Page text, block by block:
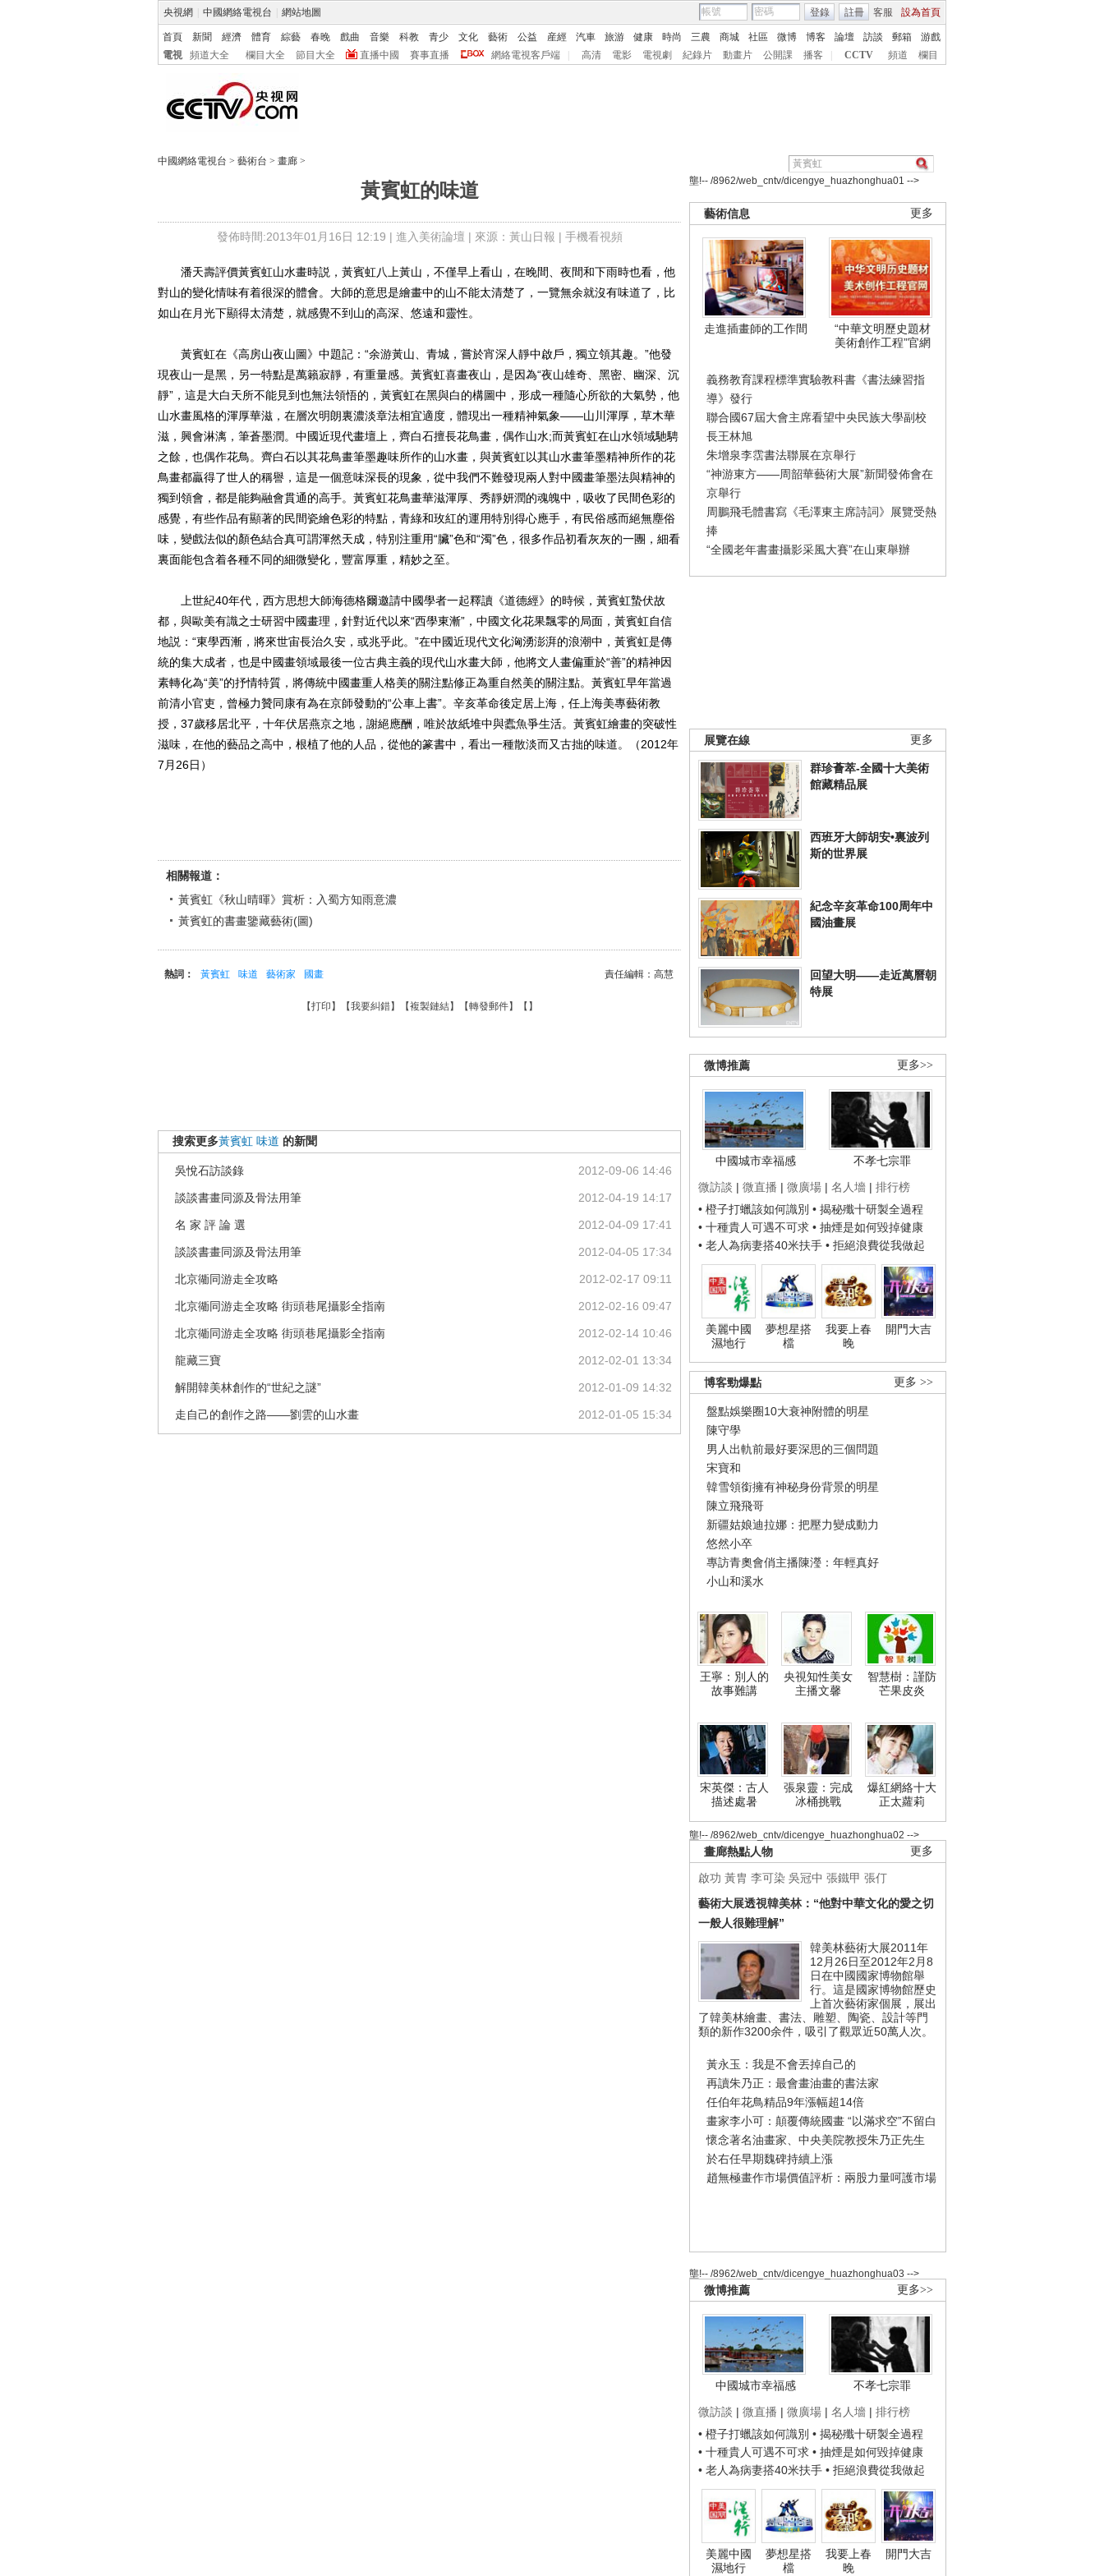
央視網 中國網絡電視台 網站地圖 客服 設為首頁
登錄 註冊
首頁 新聞 經濟 體育 綜藝 春晚 戲曲 音樂 科教 青少 文化 藝術 公益 産經 汽車 旅游 健康 時尚 三農 商城 社區 微博 博客 論壇 訪談 郵箱
游戲
電視
頻道大全 欄目大全 節目大全 直播中國 賽事直播 網絡電視客戶端 高清 電影 電視劇 紀錄片 動畫片 公開課 播客 CCTV 頻道 欄目
中國網絡電視台 > 藝術台 > 畫廊 >
黃賓虹的味道
發佈時間:2013年01月16日 12:19 | 進入美術論壇 | 來源：黃山日報 | 手機看視頻
壟!-- /8962/web_cntv/dicengye_huazhonghua01 -->
更多
藝術信息
走進插畫師的工作間
“中華文明歷史題材
美術創作工程”官網
義務教育課程標準實驗教科書《書法練習指
導》發行
聯合國67屆大會主席看望中央民族大學副校
長王林旭
朱增泉李霑書法聯展在京舉行
“神游東方——周韶華藝術大展”新聞發佈會在
京舉行
周鵬飛毛體書寫《毛澤東主席詩詞》展覽受熱
捧
“全國老年書畫攝影采風大賽”在山東舉辦
更多
展覽在線
群珍薈萃-全國十大美術
館藏精品展
西班牙大師胡安•裏波列
斯的世界展
紀念辛亥革命100周年中
國油畫展
回望大明——走近萬曆朝
特展
更多>>
微博推薦
中國城市幸福感
不孝七宗罪
微訪談 | 微直播 | 微廣場 | 名人墻 | 排行榜
• 橙子打蠟該如何識別 • 揭秘殲十研製全過程
• 十種貴人可遇不可求 • 抽煙是如何毀掉健康
• 老人為病妻搭40米扶手 • 拒絕浪費從我做起
美麗中國
濕地行
夢想星搭
檔
我要上春
晚
開門大吉
更多 >>
博客勁爆點
盤點娛樂圈10大衰神附體的明星
陳守學
男人出軌前最好要深思的三個問題
宋寶和
韓雪領銜擁有神秘身份背景的明星
陳立飛飛哥
新疆姑娘迪拉娜：把壓力變成動力
悠然小卒
專訪青奧會俏主播陳瀅：年輕真好
小山和溪水
王寧：別人的
故事難講
央視知性美女
主播文馨
智慧樹：謹防
芒果皮炎
宋英傑：古人
描述處暑
張泉靈：完成
冰桶挑戰
爆紅網絡十大
正太蘿莉
壟!-- /8962/web_cntv/dicengye_huazhonghua02 -->
更多
畫廊熱點人物
啟功 黃胄 李可染 吳冠中 張鐵甲 張仃
藝術大展透視韓美林：“他對中華文化的愛之切
一般人很難理解”
韓美林藝術大展2011年
12月26日至2012年2月8
日在中國國家博物館舉
行。這是國家博物館歷史
上首次藝術家個展，展出
了韓美林繪畫、書法、雕塑、陶瓷、設計等門
類的新作3200余件，吸引了觀眾近50萬人次。
黃永玉：我是不會丟掉自己的
再讀朱乃正：最會畫油畫的書法家
任伯年花鳥精品9年漲幅超14倍
畫家李小可：顛覆傳統國畫 “以滿求空”不留白
懷念著名油畫家、中央美院教授朱乃正先生
於右任早期魏碑持續上漲
趙無極畫作市場價值評析：兩股力量呵護市場
壟!-- /8962/web_cntv/dicengye_huazhonghua03 -->
更多>>
微博推薦
中國城市幸福感
不孝七宗罪
微訪談 | 微直播 | 微廣場 | 名人墻 | 排行榜
• 橙子打蠟該如何識別 • 揭秘殲十研製全過程
• 十種貴人可遇不可求 • 抽煙是如何毀掉健康
• 老人為病妻搭40米扶手 • 拒絕浪費從我做起
美麗中國
濕地行
夢想星搭
檔
我要上春
晚
開門大吉
潘天壽評價黃賓虹山水畫時説，黃賓虹八上黃山，不僅早上看山，在晚間、夜間和下雨時也看，他
對山的變化情味有着很深的體會。大師的意思是繪畫中的山不能太清楚了，一覽無余就沒有味道了，比
如山在月光下顯得太清楚，就感覺不到山的高深、悠遠和靈性。
黃賓虹在《高房山夜山圖》中題記：“余游黃山、青城，嘗於宵深人靜中啟戶，獨立領其趣。”他發
現夜山一是黑，另一特點是萬籟寂靜，有重量感。黃賓虹喜畫夜山，是因為“夜山雄奇、黑密、幽深、沉
靜”，這是大白天所不能見到也無法領悟的，黃賓虹在黑與白的構圖中，形成一種隨心所欲的大氣勢，他
山水畫風格的渾厚華滋，在層次明朗裏濃淡章法相宜適度，體現出一種精神氣象——山川渾厚，草木華
滋，興會淋漓，筆蒼墨潤。中國近現代畫壇上，齊白石擅長花鳥畫，偶作山水;而黃賓虹在山水領域馳騁
之餘，也偶作花鳥。齊白石以其花鳥畫筆墨趣味所作的山水畫，與黃賓虹以其山水畫筆墨精神所作的花
鳥畫都贏得了世人的稱譽，這是一個意味深長的現象，從中我們不難發現兩人對中國畫筆墨法與精神的
獨到領會，都是能夠融會貫通的高手。黃賓虹花鳥畫華滋渾厚、秀靜妍潤的魂魄中，吸收了民間色彩的
感覺，有些作品有顯著的民間瓷繪色彩的特點，青綠和玫紅的運用特別得心應手，有民俗感而絕無塵俗
味，變戲法似的顏色結合真可謂渾然天成，特別注重用“臟”色和“濁”色，很多作品初看灰灰的一團，細看
裏面能包含着各種不同的細微變化，豐富厚重，精妙之至。
上世紀40年代，西方思想大師海德格爾邀請中國學者一起釋讀《道德經》的時候，黃賓虹蟄伏故
都，與歐美有識之士研習中國畫理，針對近代以來“西學東漸”，中國文化花果飄零的局面，黃賓虹自信
地説：“東學西漸，將來世宙長治久安，或兆乎此。”在中國近現代文化洶湧澎湃的浪潮中，黃賓虹是傳
統的集大成者，也是中國畫領域最後一位古典主義的現代山水畫大師，他將文人畫偏重於“善”的精神因
素轉化為“美”的抒情特質，將傳統中國畫重人格美的關注點修正為重自然美的關注點。黃賓虹早年當過
前清小官吏，曾極力贊同康有為在京師發動的“公車上書”。辛亥革命後定居上海，任上海美專藝術教
授，37歲移居北平，十年伏居燕京之地，謝絕應酬，唯於故紙堆中與蠹魚爭生活。黃賓虹繪畫的突破性
滋味，在他的藝品之高中，根植了他的人品，從他的篆書中，看出一種散淡而又古拙的味道。（2012年
7月26日）
相關報道：
黃賓虹《秋山晴暉》賞析：入蜀方知雨意濃
黃賓虹的書畫鑒藏藝術(圖)
責任編輯：高慧
熱詞： 黃賓虹 味道 藝術家 國畫
【打印 】【我要糾錯】【複製鏈結】【轉發郵件】【 】
搜索更多黃賓虹 味道 的新聞
2012-09-06 14:46
吳悅石訪談錄
2012-04-19 14:17
談談書畫同源及骨法用筆
2012-04-09 17:41
名 家 評 論 選
2012-04-05 17:34
談談書畫同源及骨法用筆
2012-02-17 09:11
北京衚同游走全攻略
2012-02-16 09:47
北京衚同游走全攻略 街頭巷尾攝影全指南
2012-02-14 10:46
北京衚同游走全攻略 街頭巷尾攝影全指南
2012-02-01 13:34
龍藏三寶
2012-01-09 14:32
解開韓美林創作的“世紀之謎”
2012-01-05 15:34
走自己的創作之路——劉雲的山水畫